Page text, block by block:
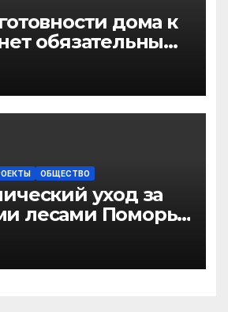
дома к
обязательным
для
организаций
2026 года
ОБЩЕСТВО
уход за
лесами Поморья
площади более